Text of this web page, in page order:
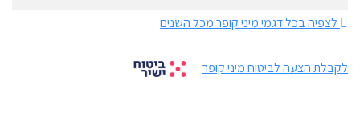
לצפיה בכל דגמי מיני קופר מכל השנים
לקבלת הצעה לביטוח מיני קופר